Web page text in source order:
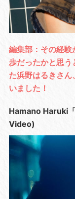
編集部：その経
歩だったかと思う
た浜野はるきさ
いました！
Hamano Haruki
Video)